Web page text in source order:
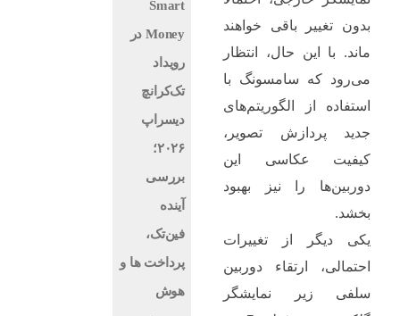
بدون تغییر باقی خواهند
ماند. با این حال، انتظار
می‌رود که سامسونگ با
استفاده از الگوریتم‌های
جدید پردازش تصویر،
کیفیت عکاسی این
دوربین‌ها را نیز بهبود
بخشد.
یکی دیگر از تغییرات
احتمالی، ارتقاء دوربین
سلفی زیر نمایشگر
Smart
Money در
رویداد
تک‌کرانچ
دیسراپ
۲۰۲۶؛
بررسی
آینده
فین‌تک،
پرداخت‌ ها و
هوش